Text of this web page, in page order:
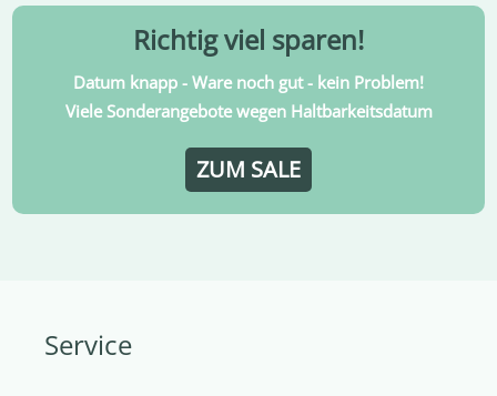
Richtig viel sparen!
Datum knapp - Ware noch gut - kein Problem!
Viele Sonderangebote wegen Haltbarkeitsdatum
ZUM SALE
Service